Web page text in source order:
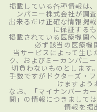
掲載している各種情報は
ンパニー株式会社が調
出来るだけ正確な情報掲
に保証する
掲載されている医療機関
必ず該当の医療機
当サービスによって生じ
ク、およびミーカンパニ
切負わないものとします
手数ですがドクターズ・
けますよう
なお、「マイナンバーカ
関」の情報につきまして
情報を掲